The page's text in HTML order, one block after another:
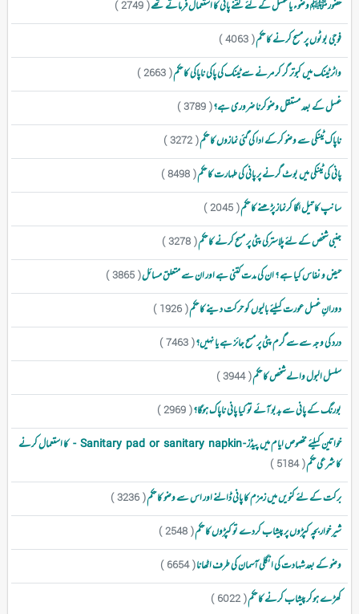
حضور ﷺ وضوء یا غسل کے لئے کتنے پانی کا استعمال فرماتے تھے( 2749 )
فوجی بوٹوں پر مسح کرنے کا حکم( 4063 )
واٹر ٹینک میں کبوتر گر کر مرنے سے ٹینک کی پاکی ناپاکی کا حکم( 2663 )
غسل کے بعد مستقل وضوکرنا ضروری ہے؟( 3789 )
ناپاک ٹینکی سے وضو کرکے ادا کی گئی نمازوں کا حکم( 3272 )
پانی کی ٹینکی میں بوٹ گرنے پر پانی کی طہارت کا حکم( 8498 )
سانپ کا تیل لگا کرنماز پڑھنے کا حکم( 2045 )
جنبی شخص کے لئے پلاسترکی پٹی پر مسح کرنے کا حکم( 3278 )
حیض و نفاس کیا ہے ؟ ان کی مدت کتنی ہے اور ان سے متعلق مسائل( 3865 )
دورانِ غسل عورت کیلئے بالیوں کو حرکت دینے کا حکم( 1926 )
درد کی وجہ سےسے گرم پٹی پر مسح جائز ہے یا نہیں؟( 7463 )
سلسل البول والے شخص کا حکم( 3944 )
بورنگ کے پانی سے بدبو آئے تو کیا پانی ناپاک ہوگا؟( 2969 )
خواتین کیلئے مخصوص ایام میں پیڈز - Sanitary pad or sanitary napkin - کا استعمال کرنے
کا شرعی حکم( 5184 )
برکت کے لئے کنویں میں زمزم کا پانی ڈالنے اور اس سے وضو کا حکم( 3236 )
شیر خوار بچہ کپڑوں پر پیشاب کردے تو کپڑوں کا حکم( 2548 )
وضو کے بعد شہادت کی انگلی آسمان کی طرف اٹھانا( 6654 )
کھڑے ہوکر پیشاب کرنے کا حکم( 6022 )